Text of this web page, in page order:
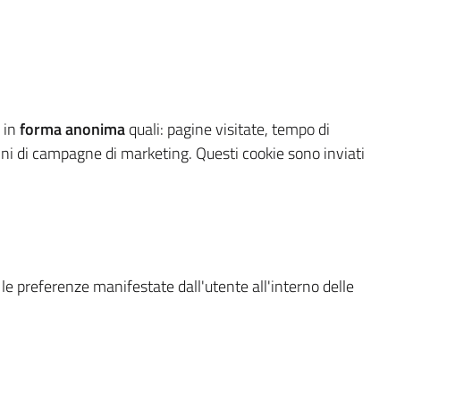
forma anonimaquali: pagine visitate, tempo di
di campagne di marketing. Questi cookie sono inviati
preferenze manifestate dall'utente all'interno delle